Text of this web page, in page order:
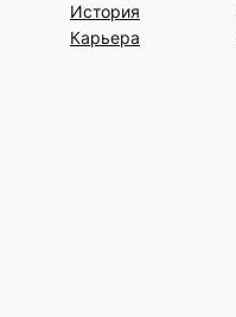
История
Карьера